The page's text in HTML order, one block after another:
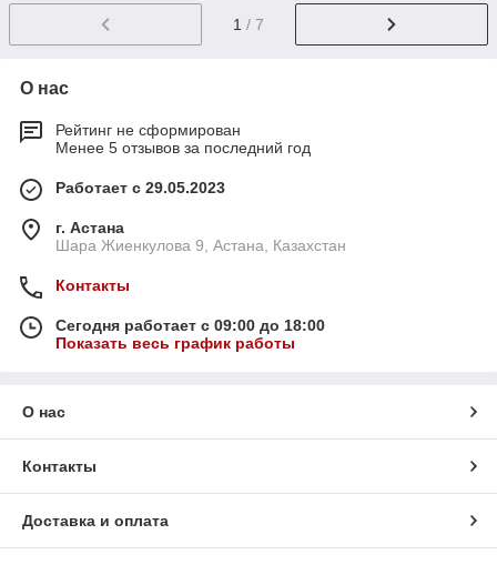
1 / 7
О нас
Рейтинг не сформирован
Менее 5 отзывов за последний год
Работает с 29.05.2023
г. Астана
Шара Жиенкулова 9, Астана, Казахстан
Контакты
Сегодня работает с 09:00 до 18:00
Показать весь график работы
О нас
Контакты
Доставка и оплата